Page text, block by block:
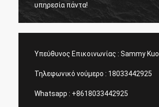
υπηρεσία πάντα!
Υπεύθυνος Επικοινωνίας : Sammy Kuo
Τηλεφωνικό νούμερο : 18033442925
Whatsapp : +8618033442925